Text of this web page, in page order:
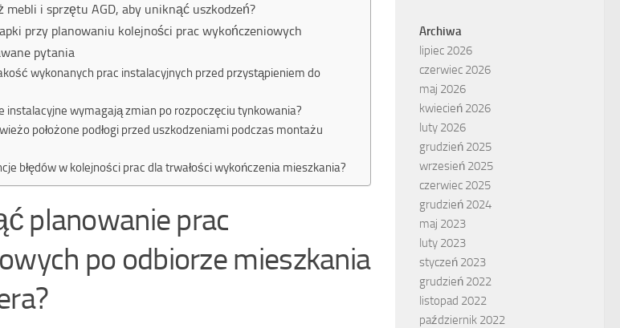
mebli i sprzętu AGD, aby uniknąć uszkodzeń?
przy planowaniu kolejności prac wykończeniowych
pytania
wykonanych prac instalacyjnych przed przystąpieniem do
instalacyjne wymagają zmian po rozpoczęciu tynkowania?
położone podłogi przed uszkodzeniami podczas montażu
błędów w kolejności prac dla trwałości wykończenia mieszkania?
planowanie prac
po odbiorze mieszkania
Archiwa
lipiec 2026
czerwiec 2026
maj 2026
kwiecień 2026
luty 2026
grudzień 2025
wrzesień 2025
czerwiec 2025
grudzień 2024
maj 2023
luty 2023
styczeń 2023
grudzień 2022
listopad 2022
październik 2022